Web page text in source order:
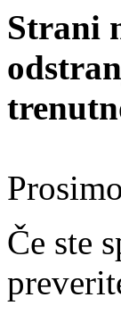
Strani
Če ste